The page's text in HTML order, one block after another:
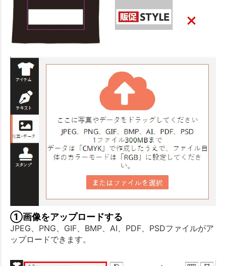
①画像をアップロードする
JPEG、PNG、GIF、BMP、AI、PDF、PSDファイルがア
ップロードできます。